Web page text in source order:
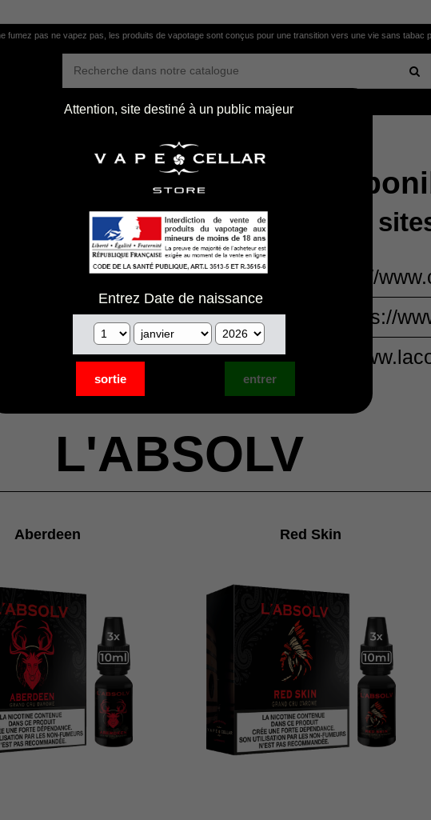
Attention, site destiné à un public majeur
Entrez Date de naissance
pas ne vapez pas, les produits de vapotage sont conçus pour une transition vers une vie sans tabac
internet n'est plus
de nos produits sur les
https://
https://
https://
L'ABSOLV
Aberdeen Red Skin